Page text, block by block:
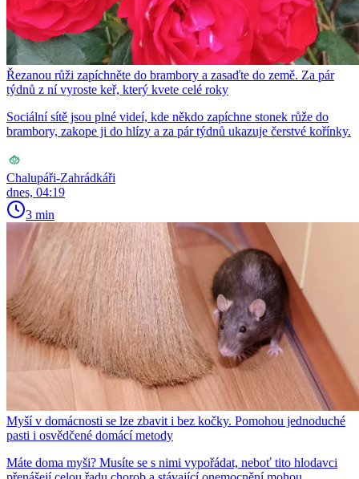
Řezanou růži zapíchněte do brambory a zasaďte do země. Za pár
týdnů z ní vyroste keř, který kvete celé roky
Sociální sítě jsou plné videí, kde někdo zapíchne stonek růže do
brambory, zakope ji do hlízy a za pár týdnů ukazuje čerstvé kořínky.
Chalupáři-Zahrádkáři
dnes, 04:19
3 min
Myší v domácnosti se lze zbavit i bez kočky. Pomohou jednoduché
pasti i osvědčené domácí metody
Máte doma myši? Musíte se s nimi vypořádat, neboť tito hlodavci